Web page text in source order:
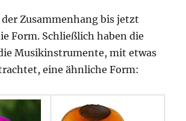
Zusammenhang bis jetzt
Form. Schließlich haben die
Musikinstrumente, mit etwas
eine ähnliche Form: